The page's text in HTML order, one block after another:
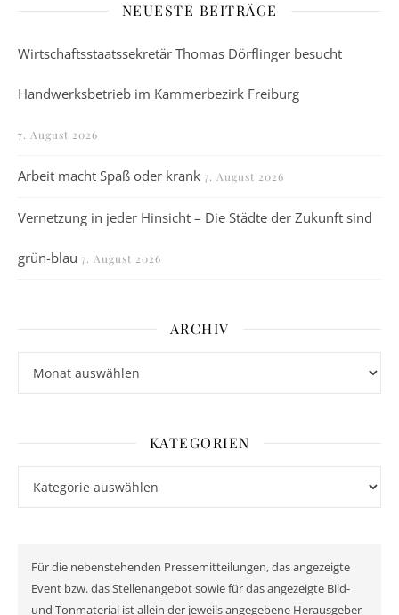
NEUESTE BEITRÄGE
Wirtschaftsstaatssekretär Thomas Dörflinger besucht
Handwerksbetrieb im Kammerbezirk Freiburg
7. August 2026
Arbeit macht Spaß oder krank 7. August 2026
Vernetzung in jeder Hinsicht – Die Städte der Zukunft sind
grün-blau 7. August 2026
ARCHIV
KATEGORIEN
Für die nebenstehenden Pressemitteilungen, das angezeigte
Event bzw. das Stellenangebot sowie für das angezeigte Bild-
und Tonmaterial ist allein der jeweils angegebene Herausgeber